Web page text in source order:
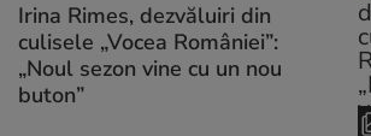
Irina Rimes, dezvăluiri din
culisele „Vocea României”:
„Noul sezon vine cu un nou
buton”